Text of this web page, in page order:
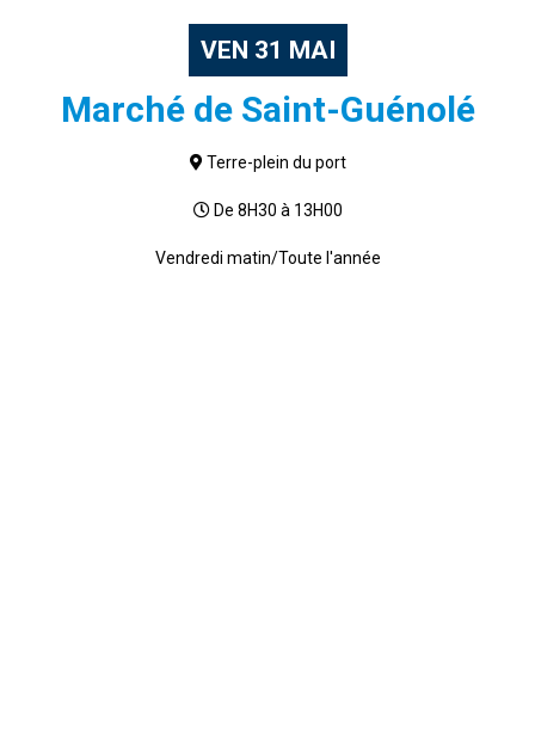
VEN 31 MAI
Marché de Saint-Guénolé
Terre-plein du port
De 8H30 à 13H00
Vendredi matin/Toute l'année